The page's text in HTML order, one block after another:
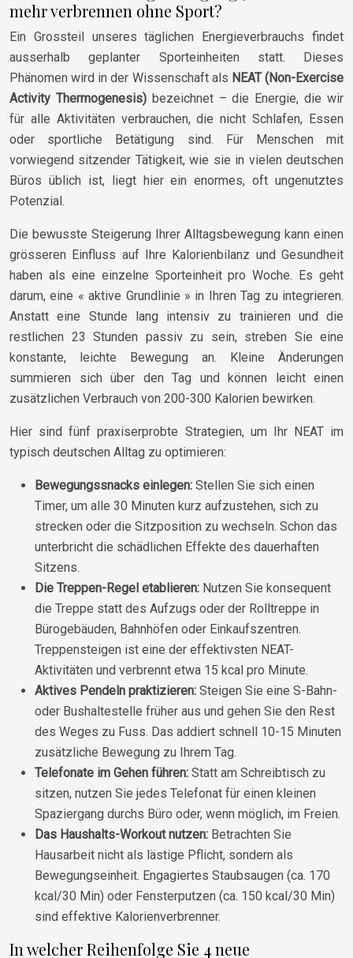
mehr verbrennen ohne Sport?
Ein Grossteil unseres täglichen Energieverbrauchs findet
ausserhalb geplanter Sporteinheiten statt. Dieses
Phänomen wird in der Wissenschaft als NEAT (Non-Exercise
Activity Thermogenesis)bezeichnet – die Energie, die wir
für alle Aktivitäten verbrauchen, die nicht Schlafen, Essen
oder sportliche Betätigung sind. Für Menschen mit
vorwiegend sitzender Tätigkeit, wie sie in vielen deutschen
Büros üblich ist, liegt hier ein enormes, oft ungenutztes
Potenzial.
Die bewusste Steigerung Ihrer Alltagsbewegung kann einen
grösseren Einfluss auf Ihre Kalorienbilanz und Gesundheit
haben als eine einzelne Sporteinheit pro Woche. Es geht
darum, eine « aktive Grundlinie » in Ihren Tag zu integrieren.
Anstatt eine Stunde lang intensiv zu trainieren und die
restlichen 23 Stunden passiv zu sein, streben Sie eine
konstante, leichte Bewegung an. Kleine Änderungen
summieren sich über den Tag und können leicht einen
zusätzlichen Verbrauch von 200-300 Kalorien bewirken.
Hier sind fünf praxiserprobte Strategien, um Ihr NEAT im
typisch deutschen Alltag zu optimieren:
Bewegungssnacks einlegen: Stellen Sie sich einen
Timer, um alle 30 Minuten kurz aufzustehen, sich zu
strecken oder die Sitzposition zu wechseln. Schon das
unterbricht die schädlichen Effekte des dauerhaften
Sitzens.
Die Treppen-Regel etablieren: Nutzen Sie konsequent
die Treppe statt des Aufzugs oder der Rolltreppe in
Bürogebäuden, Bahnhöfen oder Einkaufszentren.
Treppensteigen ist eine der effektivsten NEAT-
Aktivitäten und verbrennt etwa 15 kcal pro Minute.
Aktives Pendeln praktizieren: Steigen Sie eine S-Bahn-
oder Bushaltestelle früher aus und gehen Sie den Rest
des Weges zu Fuss. Das addiert schnell 10-15 Minuten
zusätzliche Bewegung zu Ihrem Tag.
Telefonate im Gehen führen: Statt am Schreibtisch zu
sitzen, nutzen Sie jedes Telefonat für einen kleinen
Spaziergang durchs Büro oder, wenn möglich, im Freien.
Das Haushalts-Workout nutzen: Betrachten Sie
Hausarbeit nicht als lästige Pflicht, sondern als
Bewegungseinheit. Engagiertes Staubsaugen (ca. 170
kcal/30 Min) oder Fensterputzen (ca. 150 kcal/30 Min)
sind effektive Kalorienverbrenner.
In welcher Reihenfolge Sie 4 neue